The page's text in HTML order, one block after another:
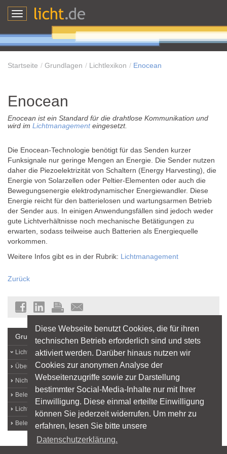
Toggle
Startseite Grundlagen Lichtlexikon Enocean
Enocean
Enocean ist ein Standard für die drahtlose Kommunikation und
wird im Lichtmanagementeingesetzt.
Die Enocean-Technologie benötigt für das Senden kurzer
Funksignale nur geringe Mengen an Energie. Die Sender nutzen
daher die Piezoelektrizität von Schaltern (Energy Harvesting), die
Energie von Solarzellen oder Peltier-Elementen oder auch die
Bewegungsenergie elektrodynamischer Energiewandler. Diese
Energie reicht für den batterielosen und wartungsarmen Betrieb
der Sender aus. In einigen Anwendungsfällen sind jedoch weder
gute Lichtverhältnisse noch mechanische Betätigungen zu
erwarten, sodass teilweise auch Batterien als Energiequelle
vorkommen.
Weitere Infos gibt es in der Rubrik: Lichtmanagement
Zurück
Grundlagen
Lichtlexikon
Über Licht
Nichtvisuelle Lichtwirkungen
Beleuchtungsqualität
Licht und Arbeit
Beleuchtungstechnik
Diese Webseite benutzt Cookies, die für ihren
technischen Betrieb erforderlich sind und stets
aktiviert werden. Darüber hinaus nutzen wir
Cookies zur anonymen Analyse der
Webseitenzugriffe sowie zur Darstellung
bestimmter Social-Media-Inhalte nur mit Ihrer
Einwilligung. Diese einmal erteilte Einwilligung
können Sie jederzeit widerrufen. Um mehr zu
erfahren, lesen Sie bitte unsere
Datenschutzerklärung.